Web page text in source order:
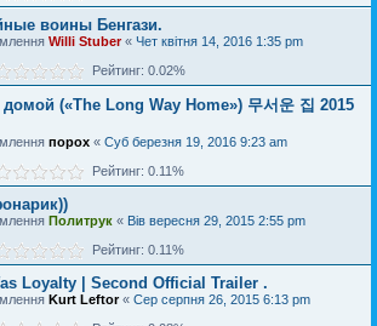
воины Бенгази.
Willi Stuber« Чет квітня 14, 2016 1:35 pm
Рейтинг: 0.02%
(«The Long Way Home») 무서운 집 2015
порох « Суб березня 19, 2016 9:23 am
Рейтинг: 0.11%
Политрук « Вів вересня 29, 2015 2:55 pm
Рейтинг: 0.11%
Loyalty | Second Official Trailer .
Kurt Leftor« Сер серпня 26, 2015 6:13 pm